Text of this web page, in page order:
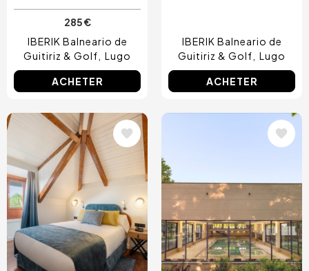
285 €
IBERIK Balneario de
Guitiriz & Golf
Lugo
ACHETER
IBERIK Balneario de
Guitiriz & Golf
Lugo
ACHETER
Image